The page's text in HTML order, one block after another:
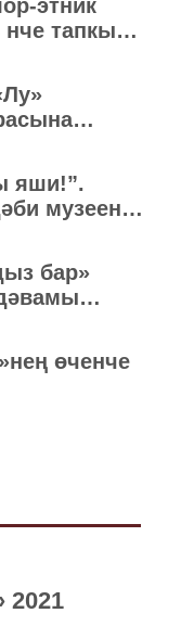
этник
тапкыр
яши!”.
музеена
бар»
өченче
2021